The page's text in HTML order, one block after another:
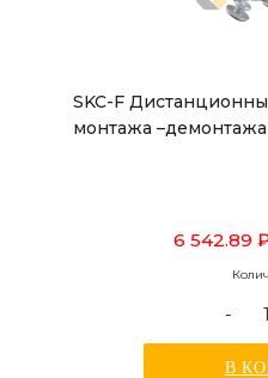
SKC-F
монтажа
6 542.89
-
В